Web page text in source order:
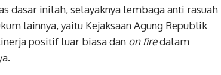
dasar inilah, selayaknya lembaga anti rasuah
lainnya, yaitu Kejaksaan Agung Republik
positif luar biasa dan on firedalam